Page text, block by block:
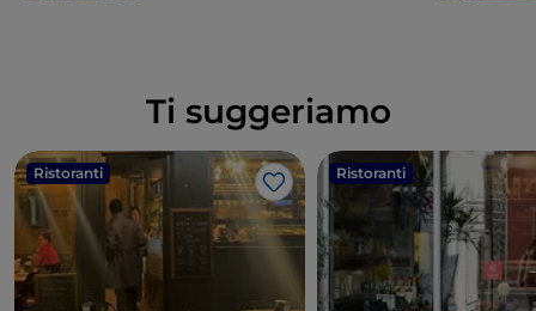
Ti suggeriamo
Ristoranti
Like
Ristoranti